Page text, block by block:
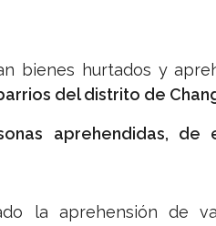
bienes hurtados y
del distrito de
aprehendidas, de
la aprehensión de